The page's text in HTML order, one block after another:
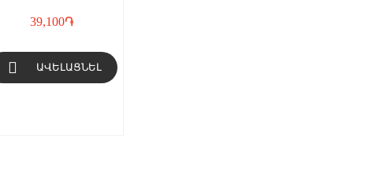
39,100֏
ԱՎԵԼԱՑՆԵԼ